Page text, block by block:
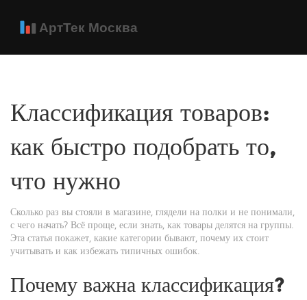
Классификация товаров:
как быстро подобрать то,
что нужно
Сколько раз вы стояли в магазине, глядели на полки и не понимали,
с чего начать? Всё проще, если знать, как товары делятся на группы.
Эта статья покажет, какие категории бывают, почему их стоит
учитывать и как избежать типичных ошибок.
Почему важна классификация?